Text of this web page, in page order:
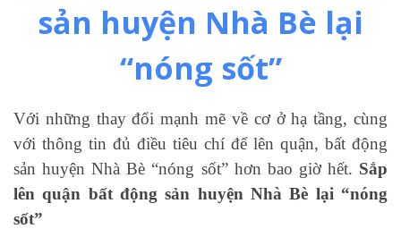
sản huyện Nhà Bè lại
“nóng sốt”
Với những thay đổi mạnh mẽ về cơ ở hạ tầng, cùng
với thông tin đủ điều tiêu chí để lên quận, bất động
sản huyện Nhà Bè “nóng sốt” hơn bao giờ hết. Sắp
lên quận bất động sản huyện Nhà Bè lại “nóng
sốt”